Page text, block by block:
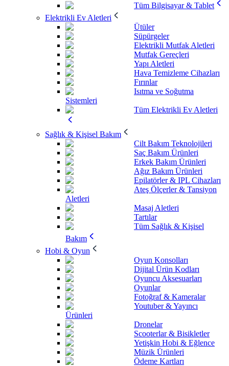
Tüm Bilgisayar & Tablet
Elektrikli Ev Aletleri
Ütüler
Süpürgeler
Elektrikli Mutfak Aletleri
Mutfak Gereçleri
Yapı Aletleri
Hava Temizleme Cihazları
Fırınlar
Isıtma ve Soğutma
Sistemleri
Tüm Elektrikli Ev Aletleri
Sağlık & Kişisel Bakım
Cilt Bakım Teknolojileri
Saç Bakım Ürünleri
Erkek Bakım Ürünleri
Ağız Bakım Ürünleri
Epilatörler & IPL Cihazları
Ateş Ölçerler & Tansiyon
Aletleri
Masaj Aletleri
Tartılar
Tüm Sağlık & Kişisel
Bakım
Hobi & Oyun
Oyun Konsolları
Dijital Ürün Kodları
Oyuncu Aksesuarları
Oyunlar
Fotoğraf & Kameralar
Youtuber & Yayıncı
Ürünleri
Dronelar
Scooterlar & Bisikletler
Yetişkin Hobi & Eğlence
Müzik Ürünleri
Ödeme Kartları